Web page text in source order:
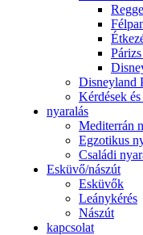
Disneyland
Kérdések
nyaralás
Mediterrán
Egzotikus
Családi
Esküvő/nászút
Esküvők
Leánykérés
Nászút
kapcsolat